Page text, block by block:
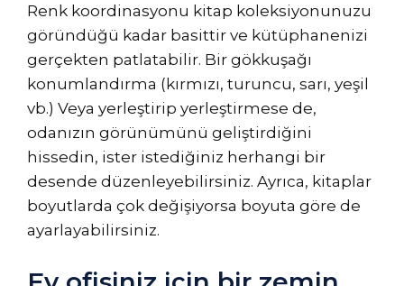
Renk koordinasyonu kitap koleksiyonunuzu
göründüğü kadar basittir ve kütüphanenizi
gerçekten patlatabilir. Bir gökkuşağı
konumlandırma (kırmızı, turuncu, sarı, yeşil
vb.) Veya yerleştirip yerleştirmese de,
odanızın görünümünü geliştirdiğini
hissedin, ister istediğiniz herhangi bir
desende düzenleyebilirsiniz. Ayrıca, kitaplar
boyutlarda çok değişiyorsa boyuta göre de
ayarlayabilirsiniz.